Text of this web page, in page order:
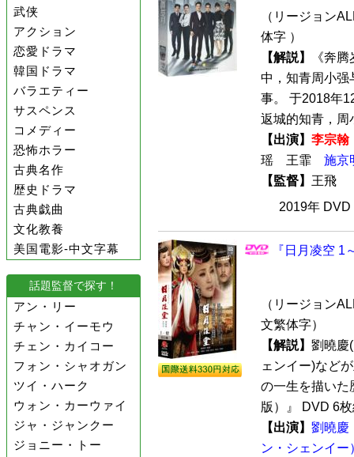
武侠
アクション
恋愛ドラマ
韓国ドラマ
バラエティー
サスペンス
コメディー
恐怖ホラー
古典名作
歴史ドラマ
古典戯曲
文化教養
美国電影-中文字幕
話題監督で探す！
アン・リー
チャン・イーモウ
チェン・カイコー
フォン・シャオガン
ツイ・ハーク
ウォン・カーウァイ
ジャ・ジャンクー
ジョニー・トー
（リージョン
体字 ）
【解説】
《奔
中，知青周小强
事。 于2018年
返城的知青，周
【出演】 李宗翰
瑶 王霏 施京
【監督】 王飛
2019年
『日月凌空
（リージョン
文繁体字）
【解説】 劉曉慶
ェンイー)など
の一生を描いた
版）』 DVD 6
【出演】 劉曉慶
ン・シェンイー